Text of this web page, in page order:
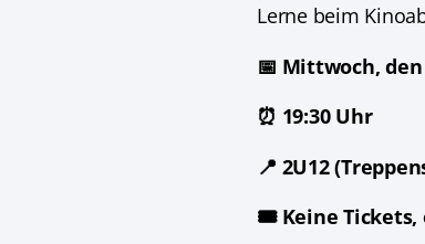
Lerne beim
📅 Mittwoch, den
⏰ 19:30 Uhr
📍 2U12
🎟️ Keine Tickets,